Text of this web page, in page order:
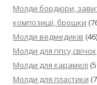
Молди бордюри,
композиції, брошки
Молди ведмедиків (46)
Молди для гіпсу,свічок
Молди для карамелі
Молди для пластики